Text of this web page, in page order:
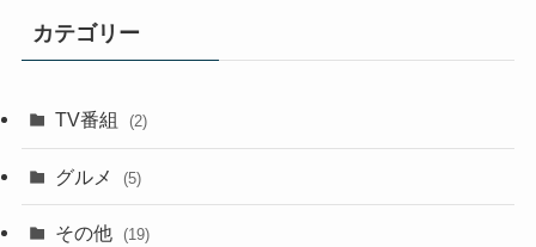
カテゴリー
TV番組 (2)
グルメ (5)
その他 (19)